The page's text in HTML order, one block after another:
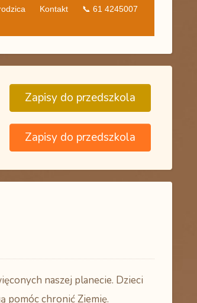
Kontakt 📞 61 4245007
Zapisy do przedszkola
Zapisy do przedszkola
naszej planecie. Dzieci
pomóc chronić Ziemię.